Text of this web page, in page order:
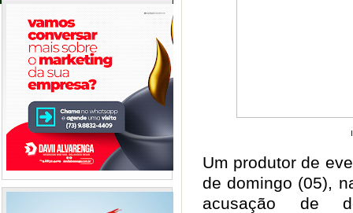
Um produtor de
de domingo (05),
acusação de